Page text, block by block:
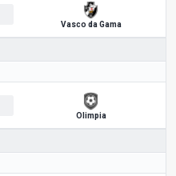
Vasco da Gama
Olimpia